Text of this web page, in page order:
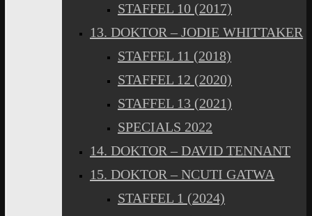
STAFFEL 10 (2017)
13. DOKTOR – JODIE WHITTAKER
STAFFEL 11 (2018)
STAFFEL 12 (2020)
STAFFEL 13 (2021)
SPECIALS 2022
14. DOKTOR – DAVID TENNANT
15. DOKTOR – NCUTI GATWA
STAFFEL 1 (2024)